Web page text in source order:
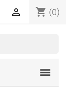
shopping_cart (0)
